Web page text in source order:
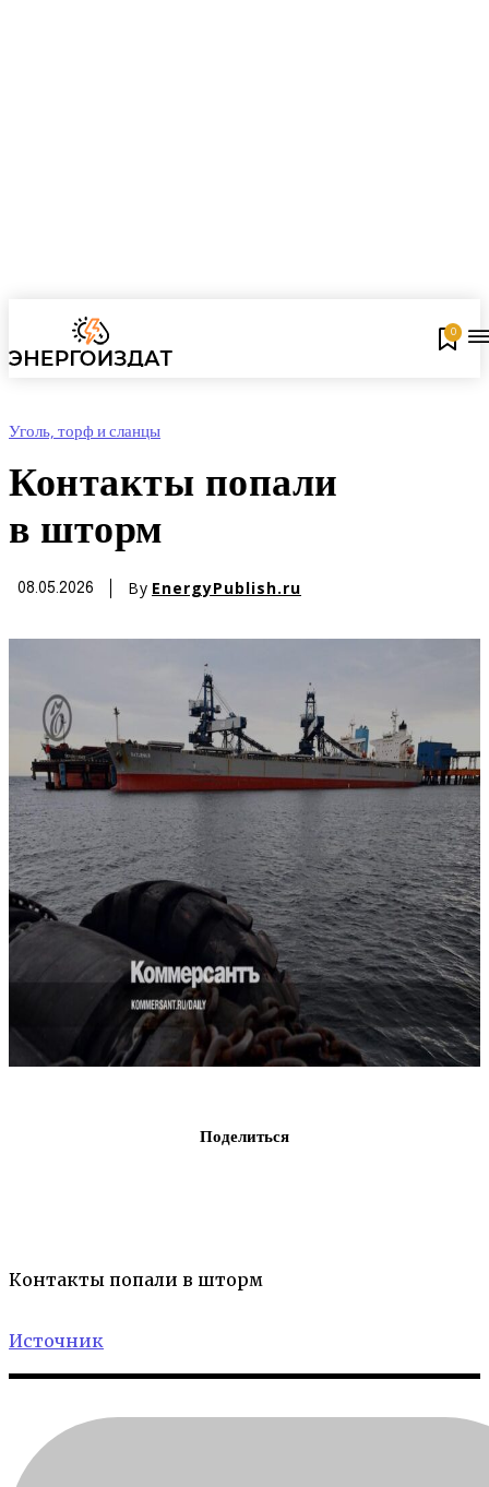
0
Уголь, торф и сланцы
Контакты попали
в шторм
08.05.2026 By EnergyPublish.ru
Поделиться
Контакты попали в шторм
Источник